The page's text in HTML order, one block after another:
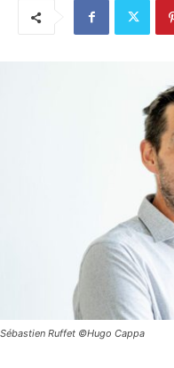
Sébastien Ruffet ©Hugo Cappa